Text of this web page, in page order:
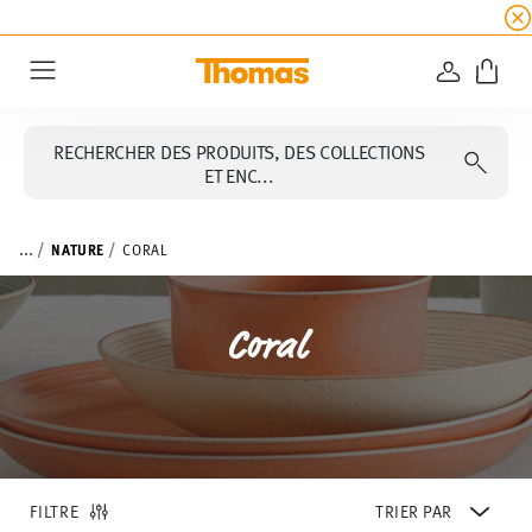
☀️ 45% de réduction sur toutes
RECHERCHER DES PRODUITS, DES COLLECTIONS
ET ENC...
... NATURE CORAL
Coral
FILTRE